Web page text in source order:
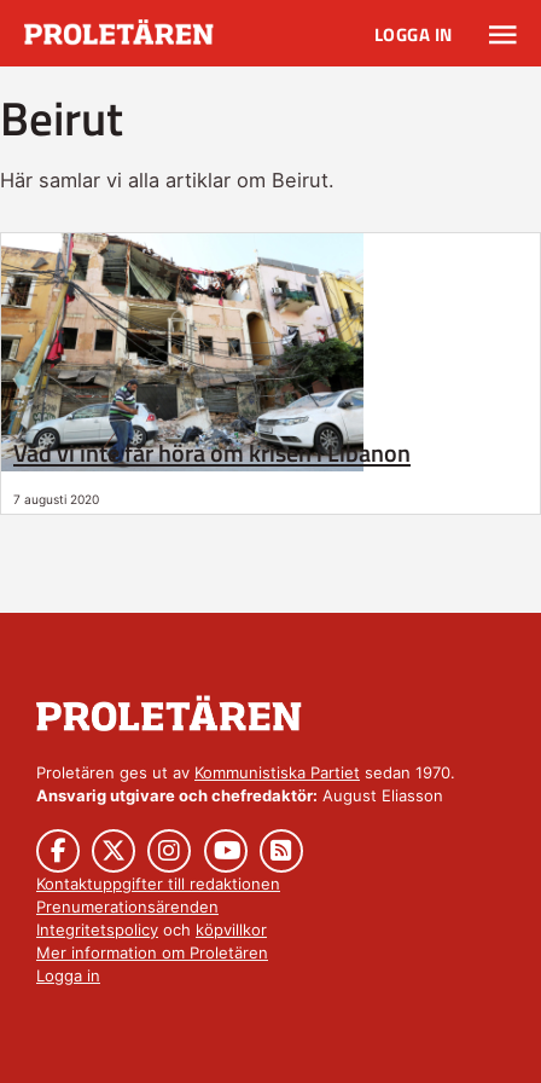
LOGGA IN
Beirut
Här samlar vi alla artiklar om Beirut.
Vad vi inte får höra om krisen i Libanon
7 augusti 2020
Proletären ges ut av Kommunistiska Partiet sedan 1970.
Ansvarig utgivare och chefredaktör: August Eliasson
Kontaktuppgifter till redaktionen
Prenumerationsärenden
Integritetspolicy och köpvillkor
Mer information om Proletären
Logga in